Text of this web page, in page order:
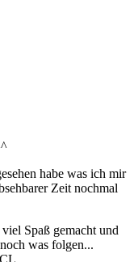
habe was ich mir
Zeit nochmal
Spaß gemacht und
was folgen...